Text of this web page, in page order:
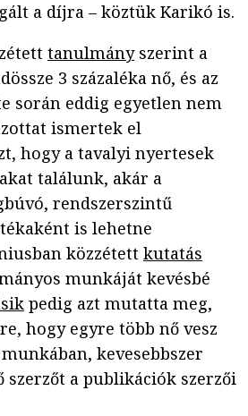
a díjra – köztük Karikó is.
tanulmányszerint a
3 százaléka nő, és az
során eddig egyetlen nem
ismertek el
hogy a tavalyi nyertesek
találunk, akár a
rendszerszintű
is lehetne
közzétett kutatás
munkáját kevésbé
pedig azt mutatta meg,
hogy egyre több nő vesz
kevesebbszer
szerzőt a publikációk szerzői